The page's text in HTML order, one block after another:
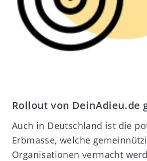
Rollout von DeinAdieu.de
Auch in Deutschland ist die
Erbmasse, welche
Organisationen vermacht